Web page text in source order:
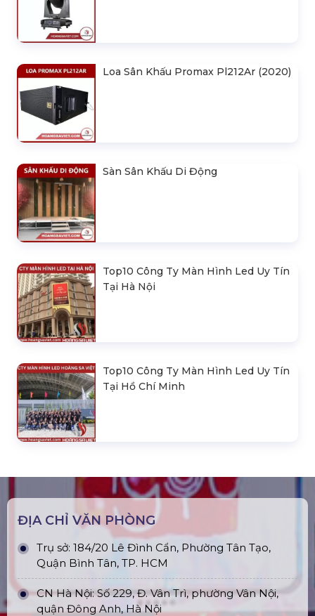
Loa Sân Khấu Promax Pl212Ar (2020)
Sàn Sân Khấu Di Động
Top10 Công Ty Màn Hình Led Uy Tín
Tại Hà Nội
Top10 Công Ty Màn Hình Led Uy Tín
Tại Hồ Chí Minh
ĐỊA CHỈ VĂN PHÒNG
Trụ sở: 184/20 Lê Đình Cẩn, Phường Tân Tạo,
Quận Bình Tân, TP. HCM
CN Hà Nội: Số 229, Đ. Vân Trì, phường Vân Nội,
quận Đông Anh, Hà Nội